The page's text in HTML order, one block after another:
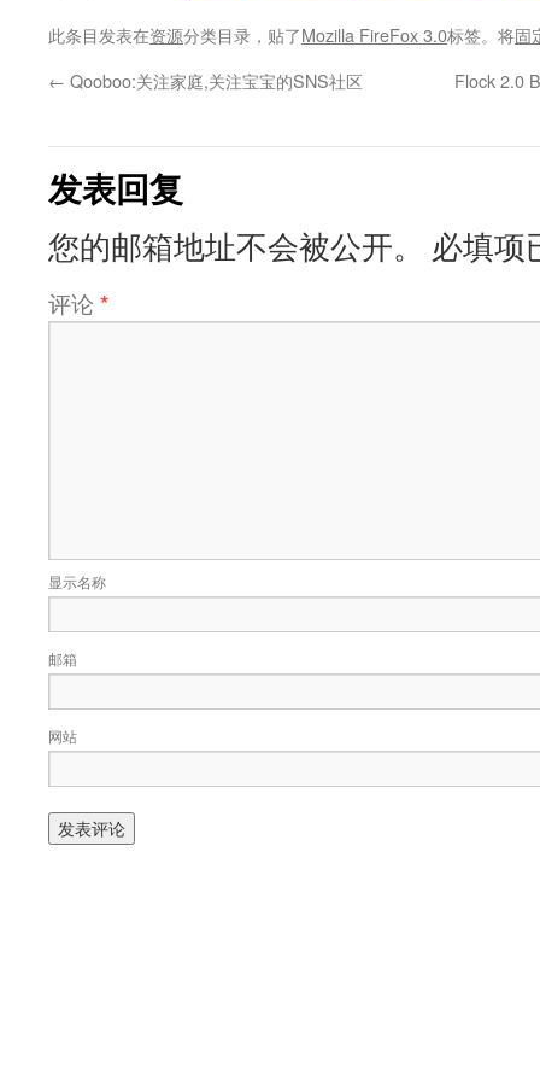
此条目发表在资源分类目录，贴了Mozilla FireFox 3.0标签。将固
← Qooboo:关注家庭,关注宝宝的SNS社区 Flock 2.0
发表回复
您的邮箱地址不会被公开。 必填项
评论 *
显示名称
邮箱
网站